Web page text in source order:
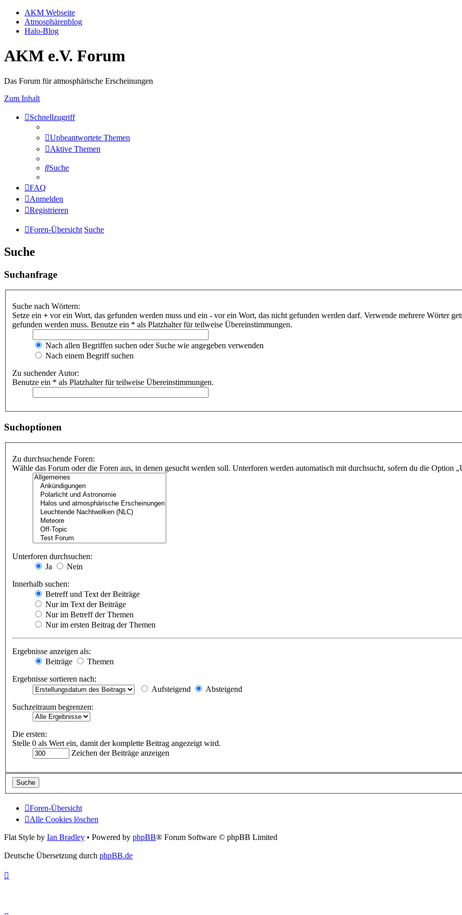
AKM Webseite
Atmosphärenblog
Halo-Blog
AKM e.V. Forum
Das Forum für atmosphärische Erscheinungen
Zum Inhalt
Schnellzugriff
Unbeantwortete Themen
Aktive Themen
Suche
FAQ
Anmelden
Registrieren
Foren-Übersicht Suche
Suche
Suchanfrage
Suche nach Wörtern:
Setze ein + vor ein Wort, das gefunden werden muss und ein - vor ein Wort, das nicht gefunden werden darf. Verwende mehrere Wörter
gefunden werden muss. Benutze ein * als Platzhalter für teilweise Übereinstimmungen.
Nach allen Begriffen suchen oder Suche wie angegeben verwenden
Nach einem Begriff suchen
Zu suchender Autor:
Benutze ein * als Platzhalter für teilweise Übereinstimmungen.
Suchoptionen
Zu durchsuchende Foren:
Wähle das Forum oder die Foren aus, in denen gesucht werden soll. Unterforen werden automatisch mit durchsucht, sofern du die Option
Unterforen durchsuchen:
Ja
Nein
Innerhalb suchen:
Betreff und Text der Beiträge
Nur im Text der Beiträge
Nur im Betreff der Themen
Nur im ersten Beitrag der Themen
Ergebnisse anzeigen als:
Beiträge
Themen
Ergebnisse sortieren nach:
Aufsteigend
Absteigend
Suchzeitraum begrenzen:
Die ersten:
Stelle 0 als Wert ein, damit der komplette Beitrag angezeigt wird.
Zeichen der Beiträge anzeigen
Foren-Übersicht
Alle Cookies löschen
Flat Style by Ian Bradley • Powered by phpBB® Forum Software © phpBB Limited
Deutsche Übersetzung durch phpBB.de